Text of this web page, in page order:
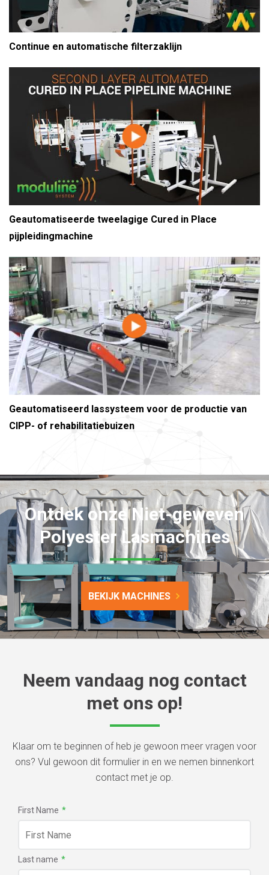
Continue en automatische filterzaklijn
Geautomatiseerde tweelagige Cured in Place
pijpleidingmachine
Geautomatiseerd lassysteem voor de productie van
CIPP- of rehabilitatiebuizen
Ontdek onze Niet-geweven
Polyester Lasmachines
BEKIJK MACHINES
Neem vandaag nog contact
met ons op!
Klaar om te beginnen of heb je gewoon meer vragen voor
ons? Vul gewoon dit formulier in en we nemen binnenkort
contact met je op.
First Name *
Last name *